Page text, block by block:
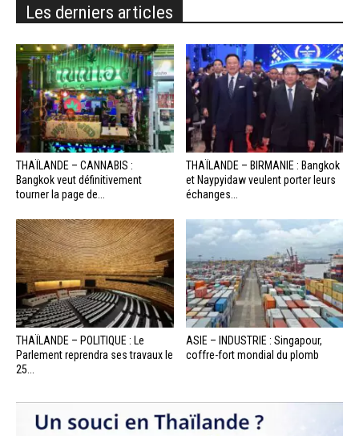
Les derniers articles
THAÏLANDE – CANNABIS :
Bangkok veut définitivement
tourner la page de...
THAÏLANDE – BIRMANIE : Bangkok
et Naypyidaw veulent porter leurs
échanges...
THAÏLANDE – POLITIQUE : Le
Parlement reprendra ses travaux le
25...
ASIE – INDUSTRIE : Singapour,
coffre-fort mondial du plomb